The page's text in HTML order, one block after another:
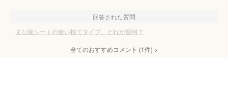
回答された質問
まな板シートの使い捨てタイプ、どれが便利？
全てのおすすめコメント (1件) >